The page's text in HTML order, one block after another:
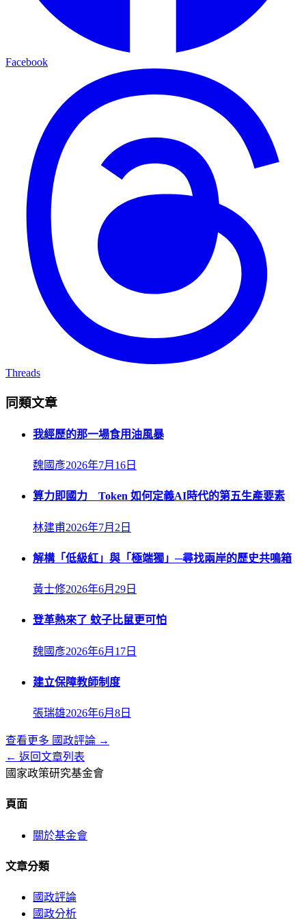
Facebook
Threads
同類文章
我經歷的那一場食用油風暴
魏國彥2026年7月16日
算力即國力 Token 如何定義AI時代的第五生產要素
林建甫2026年7月2日
解構「低級紅」與「極端獨」─尋找兩岸的歷史共鳴箱
黃士修2026年6月29日
登革熱來了 蚊子比鼠更可怕
魏國彥2026年6月17日
建立保障教師制度
張瑞雄2026年6月8日
查看更多 國政評論 →
← 返回文章列表
國家政策研究基金會
頁面
關於基金會
文章分類
國政評論
國政分析